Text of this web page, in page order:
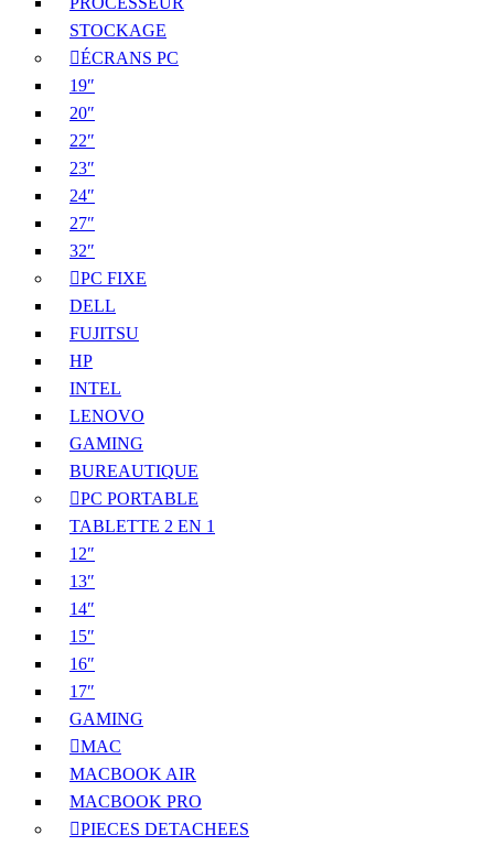
STOCKAGE
ÉCRANS PC
19″
20″
22″
23″
24″
27″
32″
PC FIXE
DELL
FUJITSU
HP
INTEL
LENOVO
GAMING
BUREAUTIQUE
PC PORTABLE
TABLETTE 2 EN 1
12″
13″
14″
15″
16″
17″
GAMING
MAC
MACBOOK AIR
MACBOOK PRO
PIECES DETACHEES